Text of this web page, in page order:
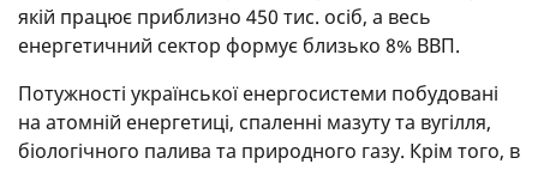
якій працює приблизно 450 тис. осіб, а весь
енергетичний сектор формує близько 8% ВВП.
Потужності української енергосистеми побудовані
на атомній енергетиці, спаленні мазуту та вугілля,
біологічного палива та природного газу. Крім того, в